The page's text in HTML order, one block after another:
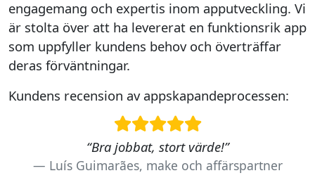
engagemang och expertis inom apputveckling. Vi
är stolta över att ha levererat en funktionsrik app
som uppfyller kundens behov och överträffar
deras förväntningar.
Kundens recension av appskapandeprocessen:
“Bra jobbat, stort värde!”
Luís Guimarães, make och affärspartner